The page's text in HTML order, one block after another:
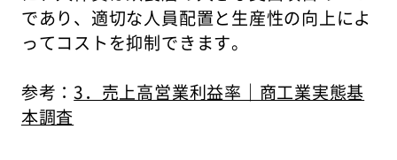
であり、適切な人員配置と生産性の向上によ
ってコストを抑制できます。
参考：3．売上高営業利益率｜商工業実態基
本調査